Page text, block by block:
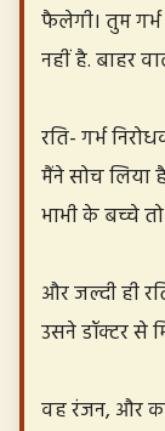
फैलेगी। तुम
नहीं है. बाहर
रति- गर्भ
मैंने सोच लिया
भाभी के बच्चे
और जल्दी ही
उसने डॉक्टर से
वह रंजन, और